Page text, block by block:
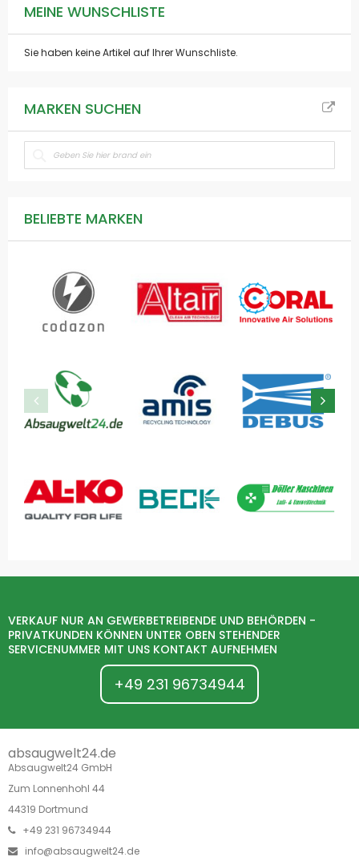
MEINE WUNSCHLISTE
Sie haben keine Artikel auf Ihrer Wunschliste.
MARKEN SUCHEN
BELIEBTE MARKEN
VERKAUF NUR AN GEWERBETREIBENDE UND BEHÖRDEN -
PRIVATKUNDEN KÖNNEN UNTER OBEN STEHENDER
SERVICENUMMER MIT UNS KONTAKT AUFNEHMEN
+49 231 96734944
absaugwelt24.de
Absaugwelt24 GmbH
Zum Lonnenhohl 44
44319 Dortmund
+49 231 96734944
info@absaugwelt24.de